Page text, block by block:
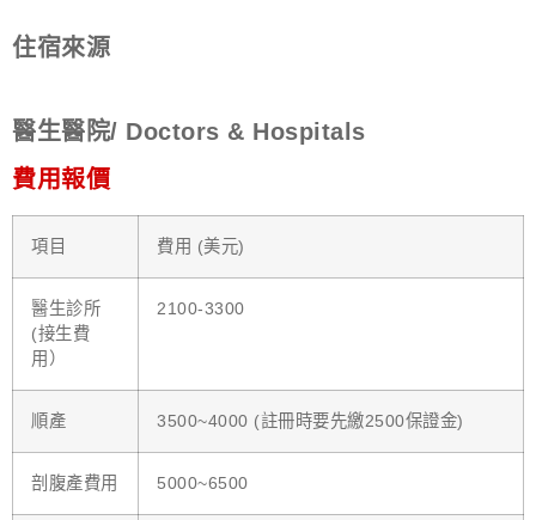
住宿來源
醫生醫院/ Doctors & Hospitals
費用報價
項目 費用 (美元)
醫生診所
(接生費
用）
2100-3300
順產 3500~4000 (註冊時要先繳2500保證金)
剖腹產費用 5000~6500